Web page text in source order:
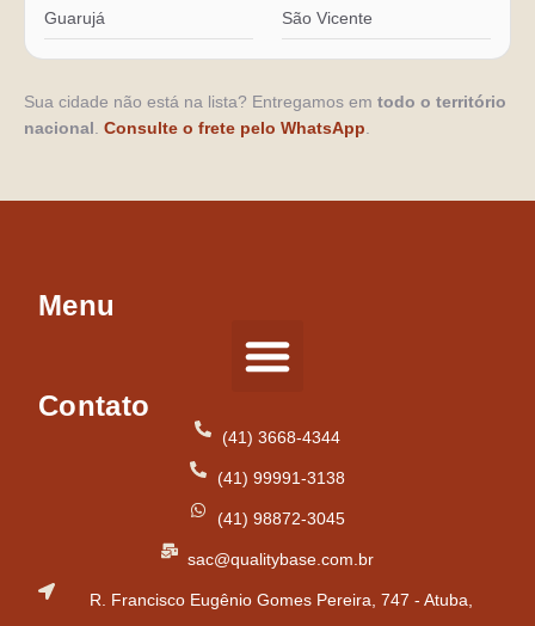
Guarujá São Vicente
Sua cidade não está na lista? Entregamos em todo o território
nacional Consulte o frete pelo WhatsApp
Menu
Contato
(41) 3668-4344
(41) 99991-3138
(41) 98872-3045
sac@qualitybase.com.br
R. Francisco Eugênio Gomes Pereira, 747 - Atuba,